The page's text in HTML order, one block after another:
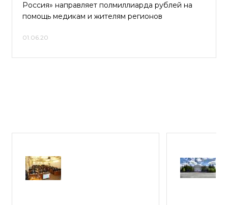
Россия» направляет полмиллиарда рублей на
помощь медикам и жителям регионов
01.06.20